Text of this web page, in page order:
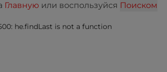
Главную или воспользуйся Поиском
he.findLast is not a function